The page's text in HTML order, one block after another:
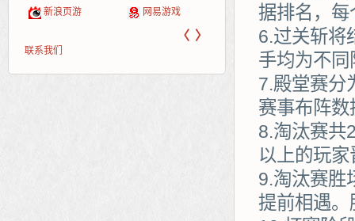
新浪页游 网易游戏 Cwan
5617网游网 一游网
4q5q游戏
〈 〉
联系我们
据排名，
6.过关斩将
手均为不同
7.殿堂赛分
赛事布阵数
8.淘汰赛共
以上的玩
9.淘汰赛胜
提前相遇